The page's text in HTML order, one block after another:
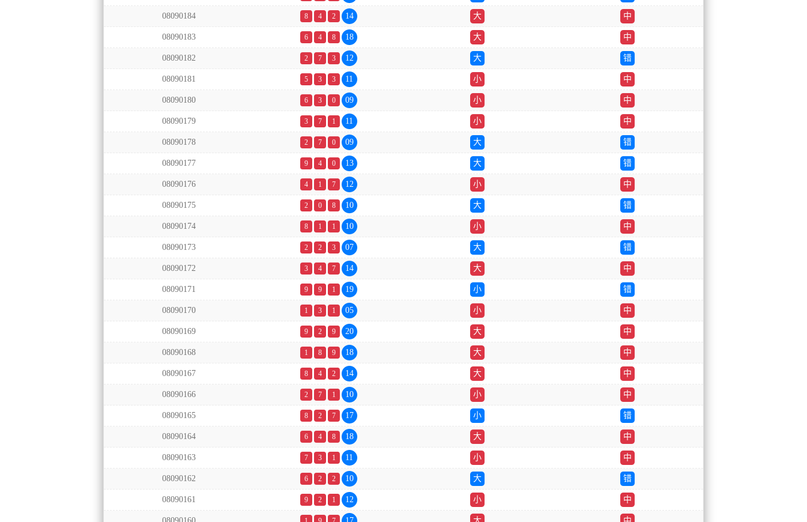
08090184 8 4 2 14 大 中
08090183 6 4 8 18 大 中
08090182 2 7 3 12 大 错
08090181 5 3 3 11 小 中
08090180 6 3 0 09 小 中
08090179 3 7 1 11 小 中
08090178 2 7 0 09 大 错
08090177 9 4 0 13 大 错
08090176 4 1 7 12 小 中
08090175 2 0 8 10 大 错
08090174 8 1 1 10 小 中
08090173 2 2 3 07 大 错
08090172 3 4 7 14 大 中
08090171 9 9 1 19 小 错
08090170 1 3 1 05 小 中
08090169 9 2 9 20 大 中
08090168 1 8 9 18 大 中
08090167 8 4 2 14 大 中
08090166 2 7 1 10 小 中
08090165 8 2 7 17 小 错
08090164 6 4 8 18 大 中
08090163 7 3 1 11 小 中
08090162 6 2 2 10 大 错
08090161 9 2 1 12 小 中